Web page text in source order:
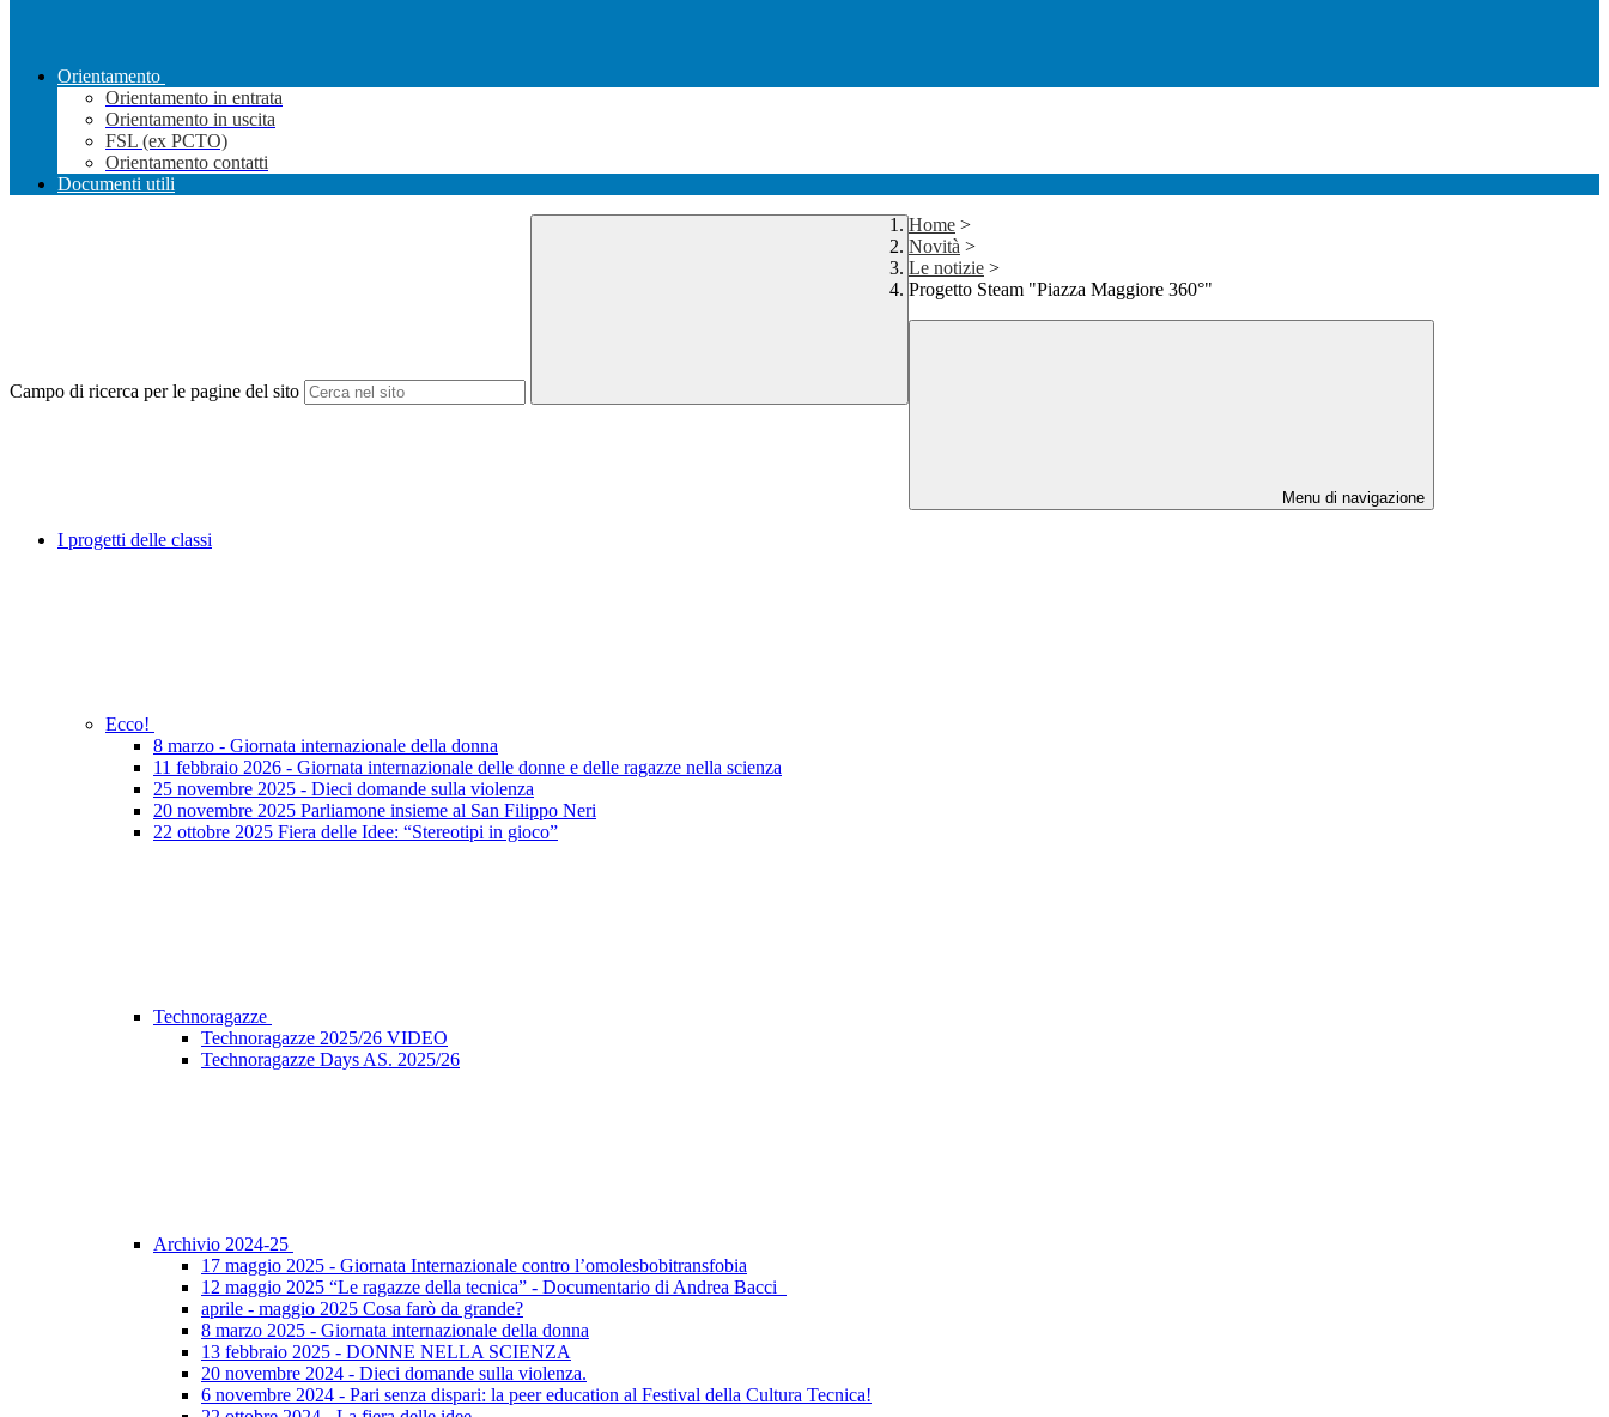
Orientamento
Orientamento in entrata
Orientamento in uscita
FSL (ex PCTO)
Orientamento contatti
Documenti utili
Campo di ricerca per le pagine del sito
Home >
Novità >
Le notizie >
Progetto Steam "Piazza Maggiore 360°"
Menu di navigazione
I progetti delle classi
Ecco!
8 marzo - Giornata internazionale della donna
11 febbraio 2026 - Giornata internazionale delle donne e delle ragazze nella scienza
25 novembre 2025 - Dieci domande sulla violenza
20 novembre 2025 Parliamone insieme al San Filippo Neri
22 ottobre 2025 Fiera delle Idee: “Stereotipi in gioco”
Technoragazze
Technoragazze 2025/26 VIDEO
Technoragazze Days AS. 2025/26
Archivio 2024-25
17 maggio 2025 - Giornata Internazionale contro l’omolesbobitransfobia
12 maggio 2025 “Le ragazze della tecnica” - Documentario di Andrea Bacci
aprile - maggio 2025 Cosa farò da grande?
8 marzo 2025 - Giornata internazionale della donna
13 febbraio 2025 - DONNE NELLA SCIENZA
20 novembre 2024 - Dieci domande sulla violenza.
6 novembre 2024 - Pari senza dispari: la peer education al Festival della Cultura Tecnica!